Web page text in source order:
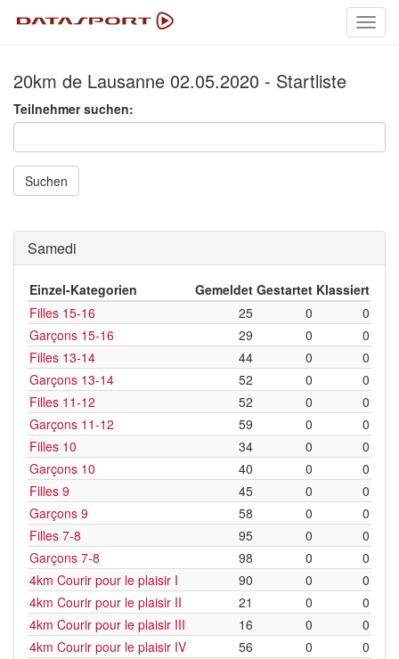
20km de Lausanne 02.05.2020 - Startliste
Teilnehmer suchen:
Suchen
Samedi
Einzel-Kategorien Gemeldet Gestartet Klassiert
Filles 15-16
25 0
0
Garçons 15-16
29 0
0
Filles 13-14
44 0
0
Garçons 13-14
52 0
0
Filles 11-12
52 0
0
Garçons 11-12
59 0
0
Filles 10
34 0
0
Garçons 10
40 0
0
Filles 9
45 0
0
Garçons 9
58 0
0
Filles 7-8
95 0
0
Garçons 7-8
98 0
0
4km Courir pour le plaisir I
90 0
0
4km Courir pour le plaisir II
21 0
0
4km Courir pour le plaisir III
16 0
0
4km Courir pour le plaisir IV
56 0
0